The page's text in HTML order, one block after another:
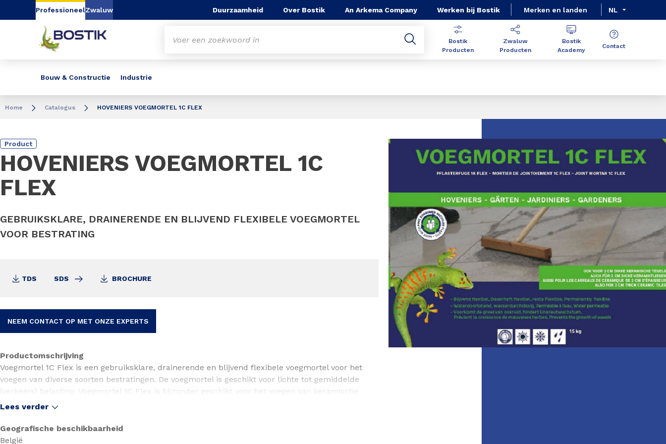
Go to content Go to navigation
ProfessioneelZwaluw Duurzaamheid Over Bostik An Arkema Company Werken bij Bostik Merken en landen NL
Bouw & Constructie Industrie
Bostik
Producten
Zwaluw
Producten
Bostik
Academy
Contact
Home Catalogus HOVENIERS VOEGMORTEL 1C FLEX
Slide 1 of 1
Product
HOVENIERS VOEGMORTEL 1C
FLEX
GEBRUIKSKLARE, DRAINERENDE EN BLIJVEND FLEXIBELE VOEGMORTEL
VOOR BESTRATING
TDS SDS BROCHURE
NEEM CONTACT OP MET ONZE EXPERTS
Productomschrijving
Voegmortel 1C Flex is een gebruiksklare, drainerende en blijvend flexibele voegmortel voor het
voegen van diverse soorten bestratingen. De voegmortel is geschikt voor lichte tot gemiddelde
(verkeers) belasting. Voegmortel 1C Flex is bijzonder geschikt voor het voegen van keramische
buitenvloeren.
Voegmortel 1C Flex is geschikt voor het voegen van:
- keramische tegels en betonsteenbestrating
Lees verder
Geografische beschikbaarheid
België